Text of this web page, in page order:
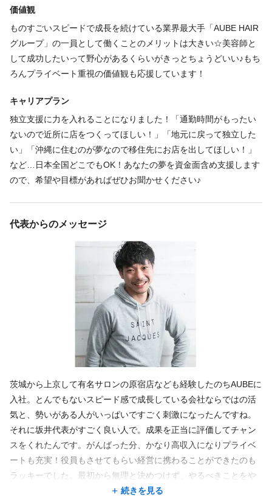
＊慶弔休
推し活、友だちの結婚式や旅行など休みは取りやすいと思います
よ！週2～6日出勤で希望をおきかせください♪
仕事内容
ヘアメイク ヘッドスパ
◇スタイリストサポート・サロン内業務全般
予約管理、掃除、在庫管理など。SNS更新は苦手なので…得意な
方は教えてください！笑
必要経験
アシスタント / ジュニアスタイリスト
社員登用あり 独立・開業支援
・上限額
15000円
・支給条件
規定クリア
価値観
ものすごいスピードで成長を続けている業界最大手「AUBE HAIR
グループ」の一員として働くことのメリットは大きい☆美容師と
して成功したいって野心があるくらいがきっとちょうどいい♪もち
ろんプライベート重視の価値観も応援しています！
キャリアプラン
独立支援に力を入れることになりました！「通勤時間がもったい
ないので近所に店をつくってほしい！」「地元に戻って独立した
い」「沖縄に住むのが夢なので移住先にお店を出してほしい！」
など…日本全国どこでもOK！あなたの夢を資金面含め支援します
ので、希望や目標があればぜひお聞かせください♪
代表からのメッセージ
茨城から上京して有名サロンの原宿店なども経験したのちAUBEに
入社。とんでもないスピード感で成長している会社ならではの活
気と、勢いがある人がいっぱいですごく刺激になったんですね。
それに坂井代表がすごく良い人で。成果を正当に評価してチャン
スをくれたんです。がんばった分、かなり高収入になりプライベ
ートも充実！役員もさせてもらい経営に携わることができたのも
ラッキーでした。最初から無理と決めつけず、やるべきことをや
っていたら「叶うものなんだ！」を知ったからこそ、あなたにと
続きを見る